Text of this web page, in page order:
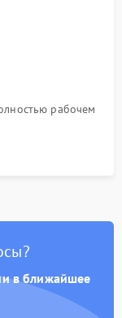
рабочем
в ближайшее